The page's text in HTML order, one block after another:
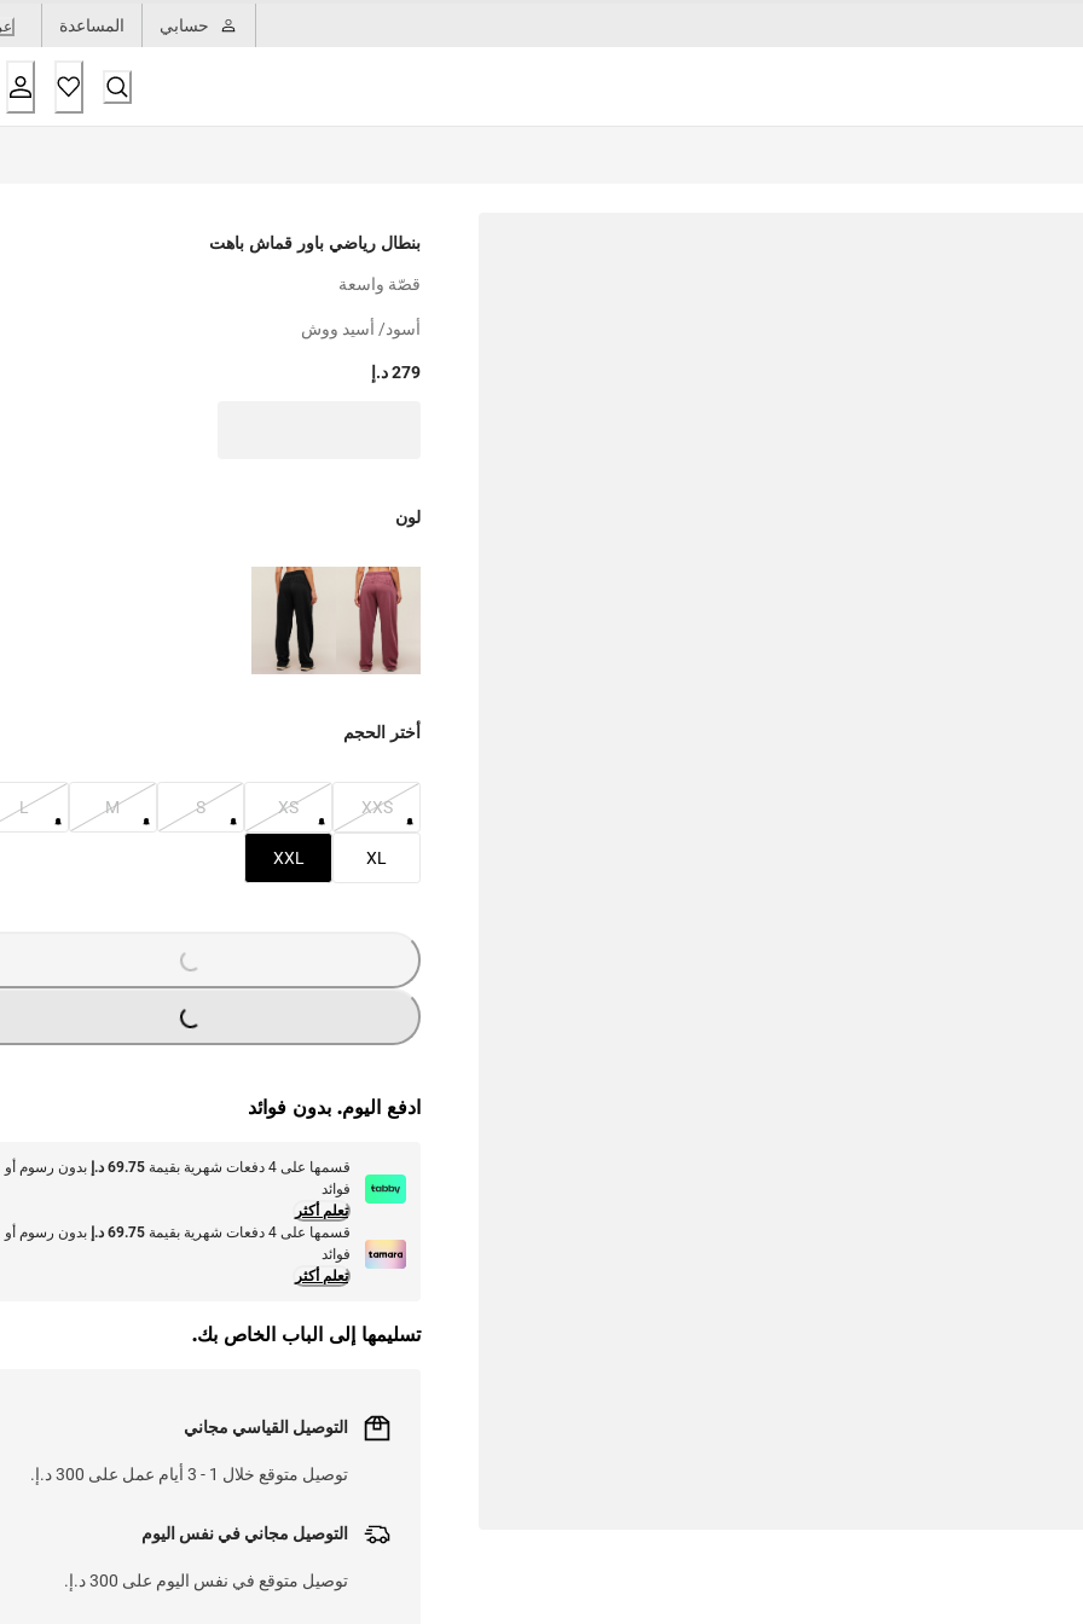
حسابي المساعدة
بنطال رياضي باور قماش باهت
قصّة واسعة
أسود/ أسيد ووش
279 د.إ
لون
أختر الحجم
XXS
XS
S
M
L
XL
XXL
LOADING...
LOADING...
ادفع اليوم. بدون فوائد
قسمها على 4 دفعات شهرية بقيمة 69.75 د.إ
بدون رسوم أو
فوائد
تعلم أكثر
قسمها على 4 دفعات شهرية بقيمة
69.75 د.إ
بدون رسوم أو
فوائد
تعلم أكثر
تسليمها إلى الباب الخاص بك.
التوصيل القياسي مجاني
توصيل متوقع خلال 1 - 3 أيام عمل على 300 د.إ.
التوصيل مجاني في نفس اليوم
توصيل متوقع في نفس اليوم على 300 د.إ.